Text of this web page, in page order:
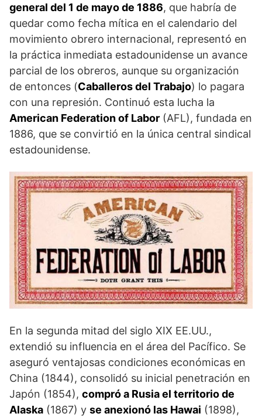
general del 1 de mayo de 1886, que habría de
quedar como fecha mítica en el calendario del
movimiento obrero internacional, representó en
la práctica inmediata estadounidense un avance
parcial de los obreros, aunque su organización
de entonces (Caballeros del Trabajo) lo pagara
con una represión. Continuó esta lucha la
American Federation of Labor (AFL), fundada en
1886, que se convirtió en la única central sindical
estadounidense.
En la segunda mitad del siglo XIX EE.UU.,
extendió su influencia en el área del Pacífico. Se
aseguró ventajosas condiciones económicas en
China (1844), consolidó su inicial penetración en
Japón (1854), compró a Rusia el territorio de
Alaska (1867) y se anexionó las Hawai (1898),